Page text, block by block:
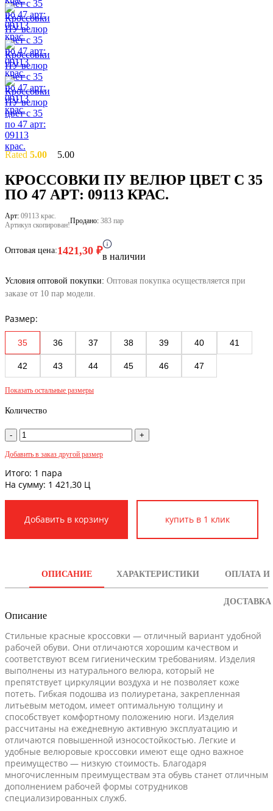
Rated 5.00
based on2
customer
ratings
5.00
КРОССОВКИ ПУ ВЕЛЮР ЦВЕТ С 35
ПО 47 АРТ: 09113 КРАС.
Арт: 09113 крас.
Артикул скопирован!
Продано: 383 пар
Оптовая цена:1421,30 ₽в наличии
Условия оптовой покупки: Оптовая покупка осуществляется при
заказе от 10 пар модели.
Размер:
35 36 37 38 39 40 41
42 43 44 45 46 47
Показать остальные размеры
Количество
Добавить в заказ другой размер
Итого: 1 пара
На сумму: 1 421,30 Ц
купить в 1 клик
ОПИСАНИЕ ХАРАКТЕРИСТИКИ ОПЛАТА И
ДОСТАВКА
Описание
Стильные красные кроссовки — отличный вариант удобной
рабочей обуви. Они отличаются хорошим качеством и
соответствуют всем гигиеническим требованиям. Изделия
выполнены из натурального велюра, который не
препятствует циркуляции воздуха и не позволяет коже
потеть. Гибкая подошва из полиуретана, закрепленная
литьевым методом, имеет оптимальную толщину и
способствует комфортному положению ноги. Изделия
рассчитаны на ежедневную активную эксплуатацию и
отличаются повышенной износостойкостью. Легкие и
удобные велюровые кроссовки имеют еще одно важное
преимущество — низкую стоимость. Благодаря
многочисленным преимуществам эта обувь станет отличным
дополнением рабочей формы сотрудников
специализированных служб.